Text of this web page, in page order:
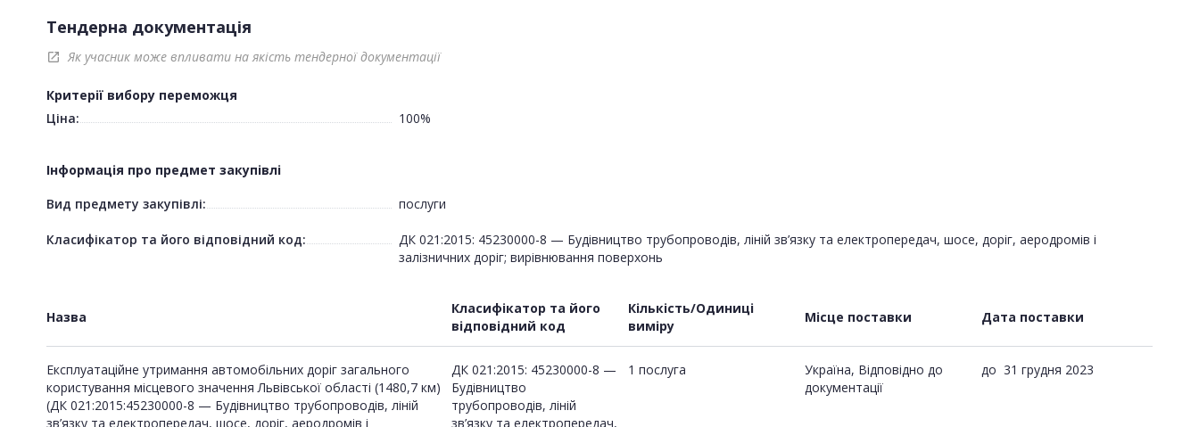
Тендерна документація
open_in_new Як учасник може впливати на якість тендерної документації
Критерії вибору переможця
Ціна:
100%
Інформація про предмет закупівлі
Вид предмету закупівлі:
послуги
Класифікатор та його відповідний код:
ДК 021:2015: 45230000-8 — Будівництво трубопроводів, ліній зв’язку та електропередач, шосе, доріг, аеродромів і
залізничних доріг; вирівнювання поверхонь
Назва
Класифікатор та його
відповідний код
Кількість/Одиниці
виміру
Місце поставки Дата поставки
Експлуатаційне утримання автомобільних доріг загального
користування місцевого значення Львівської області (1480,7 км)
(ДК 021:2015:45230000-8 — Будівництво трубопроводів, ліній
зв’язку та електропередач, шосе, доріг, аеродромів і
ДК 021:2015: 45230000-8 —
Будівництво
трубопроводів, ліній
зв’язку та електропередач,
1 послуга
Україна, Відповідно до
документації
до 31 грудня 2023